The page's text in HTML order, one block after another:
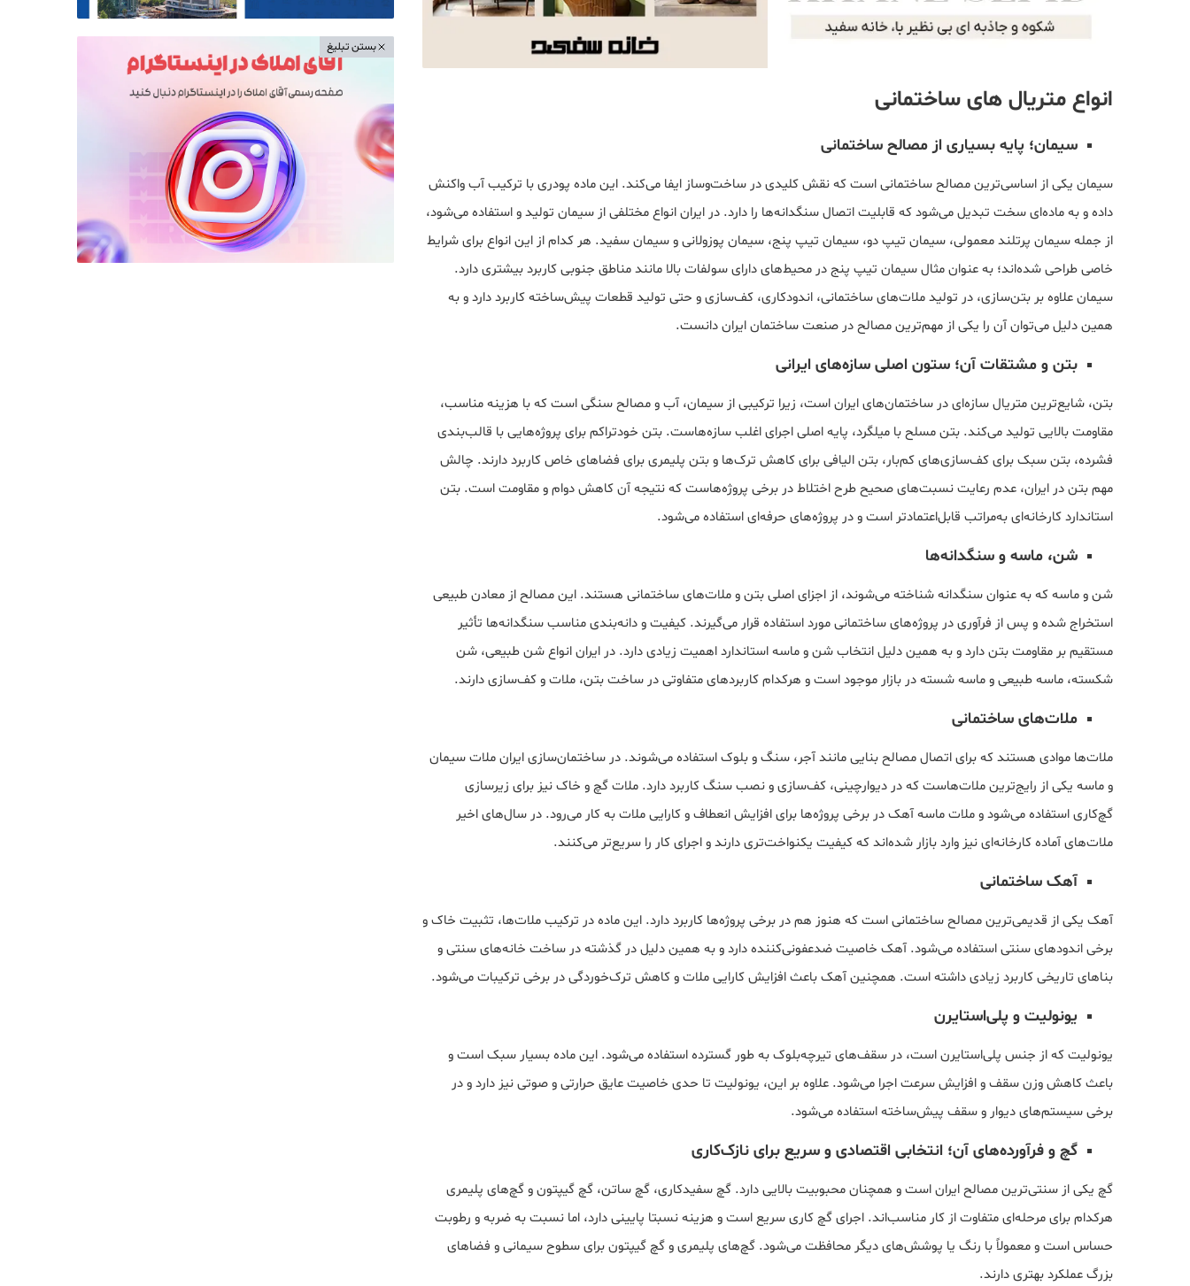
انواع متریال های ساختمانی
سیمان؛ پایه بسیاری از مصالح ساختمانی
سیمان یکی از اساسی‌ترین مصالح ساختمانی است که نقش کلیدی در ساخت‌وساز ایفا می‌کند. این ماده پودری با ترکیب آب واکنش
داده و به ماده‌ای سخت تبدیل می‌شود که قابلیت اتصال سنگدانه‌ها را دارد. در ایران انواع مختلفی از سیمان تولید و استفاده می‌شود،
از جمله سیمان پرتلند معمولی، سیمان تیپ دو، سیمان تیپ پنج، سیمان پوزولانی و سیمان سفید. هر کدام از این انواع برای شرایط
خاصی طراحی شده‌اند؛ به عنوان مثال سیمان تیپ پنج در محیط‌های دارای سولفات بالا مانند مناطق جنوبی کاربرد بیشتری دارد.
سیمان علاوه بر بتن‌سازی، در تولید ملات‌های ساختمانی، اندودکاری، کف‌سازی و حتی تولید قطعات پیش‌ساخته کاربرد دارد و به
همین دلیل می‌توان آن را یکی از مهم‌ترین مصالح در صنعت ساختمان ایران دانست.
بتن و مشتقات آن؛ ستون اصلی سازه‌های ایرانی
بتن، شایع‌ترین متریال سازه‌ای در ساختمان‌های ایران است، زیرا ترکیبی از سیمان، آب و مصالح سنگی است که با هزینه مناسب،
مقاومت بالایی تولید می‌کند. بتن مسلح با میلگرد، پایه اصلی اجرای اغلب سازه‌هاست. بتن خودتراکم برای پروژه‌هایی با قالب‌بندی
فشرده، بتن سبک برای کف‌سازی‌های کم‌بار، بتن الیافی برای کاهش ترک‌ها و بتن پلیمری برای فضاهای خاص کاربرد دارند. چالش
مهم بتن در ایران، عدم رعایت نسبت‌های صحیح طرح اختلاط در برخی پروژه‌هاست که نتیجه آن کاهش دوام و مقاومت است. بتن
استاندارد کارخانه‌ای به‌مراتب قابل‌اعتمادتر است و در پروژه‌های حرفه‌ای استفاده می‌شود.
شن، ماسه و سنگدانه‌ها
شن و ماسه که به عنوان سنگدانه شناخته می‌شوند، از اجزای اصلی بتن و ملات‌های ساختمانی هستند. این مصالح از معادن طبیعی
استخراج شده و پس از فرآوری در پروژه‌های ساختمانی مورد استفاده قرار می‌گیرند. کیفیت و دانه‌بندی مناسب سنگدانه‌ها تأثیر
مستقیم بر مقاومت بتن دارد و به همین دلیل انتخاب شن و ماسه استاندارد اهمیت زیادی دارد. در ایران انواع شن طبیعی، شن
شکسته، ماسه طبیعی و ماسه شسته در بازار موجود است و هرکدام کاربردهای متفاوتی در ساخت بتن، ملات و کف‌سازی دارند.
ملات‌های ساختمانی
ملات‌ها موادی هستند که برای اتصال مصالح بنایی مانند آجر، سنگ و بلوک استفاده می‌شوند. در ساختمان‌سازی ایران ملات سیمان
و ماسه یکی از رایج‌ترین ملات‌هاست که در دیوارچینی، کف‌سازی و نصب سنگ کاربرد دارد. ملات گچ و خاک نیز برای زیرسازی
گچ‌کاری استفاده می‌شود و ملات ماسه آهک در برخی پروژه‌ها برای افزایش انعطاف و کارایی ملات به کار می‌رود. در سال‌های اخیر
ملات‌های آماده کارخانه‌ای نیز وارد بازار شده‌اند که کیفیت یکنواخت‌تری دارند و اجرای کار را سریع‌تر می‌کنند.
آهک ساختمانی
آهک یکی از قدیمی‌ترین مصالح ساختمانی است که هنوز هم در برخی پروژه‌ها کاربرد دارد. این ماده در ترکیب ملات‌ها، تثبیت خاک و
برخی اندودهای سنتی استفاده می‌شود. آهک خاصیت ضدعفونی‌کننده دارد و به همین دلیل در گذشته در ساخت خانه‌های سنتی و
بناهای تاریخی کاربرد زیادی داشته است. همچنین آهک باعث افزایش کارایی ملات و کاهش ترک‌خوردگی در برخی ترکیبات می‌شود.
یونولیت و پلی‌استایرن
یونولیت که از جنس پلی‌استایرن است، در سقف‌های تیرچه‌بلوک به طور گسترده استفاده می‌شود. این ماده بسیار سبک است و
باعث کاهش وزن سقف و افزایش سرعت اجرا می‌شود. علاوه بر این، یونولیت تا حدی خاصیت عایق حرارتی و صوتی نیز دارد و در
برخی سیستم‌های دیوار و سقف پیش‌ساخته استفاده می‌شود.
گچ و فرآورده‌های آن؛ انتخابی اقتصادی و سریع برای نازک‌کاری
گچ یکی از سنتی‌ترین مصالح ایران است و همچنان محبوبیت بالایی دارد. گچ سفیدکاری، گچ ساتن، گچ گیپتون و گچ‌های پلیمری
هرکدام برای مرحله‌ای متفاوت از کار مناسب‌اند. اجرای گچ کاری سریع است و هزینه نسبتا پایینی دارد، اما نسبت به ضربه و رطوبت
حساس است و معمولاً با رنگ یا پوشش‌های دیگر محافظت می‌شود. گچ‌های پلیمری و گچ گیپتون برای سطوح سیمانی و فضاهای
بزرگ عملکرد بهتری دارند.
بستن تبلیغ